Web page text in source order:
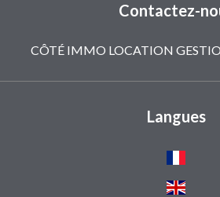
Contactez-
CÔTÉ IMMO LOCATION
Langues